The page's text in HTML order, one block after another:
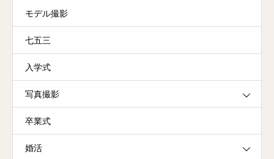
モデル撮影
七五三
入学式
写真撮影
卒業式
婚活